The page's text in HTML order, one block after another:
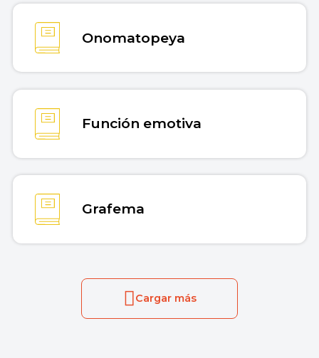
Onomatopeya
Función emotiva
Grafema
Cargar más